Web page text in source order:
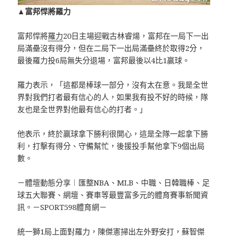
▲富邦悍將羅力
富邦悍將羅力20日主場迎戰古林睿煬，富邦在一局下一出
局滿壘沒有得分，但在二局下一出局滿壘終於取得2分，
最後羅力投6局無失分退場，富邦最後以4比1贏球。
羅力表示，「這都是棒球一部分，沒有太在意。我是全世
界對我們打者最有信心的人，如果我有投不好的時候，隊
友也是全世界對他最有信心的打者。」
他表示，終於贏球拿下勝利很開心，這是全隊一起拿下勝
利，打擊有得分、守備幫忙，後援投手幫他拿下9個出局
數。
－體壇動態分享︱匯整NBA、MLB、中職、日韓職棒、足
球五大聯賽、網壇、賽車等最豐富多元的體育賽事新聞資
訊。－SPORT598體育網－
統一獅1局上面對羅力，陳傑憲掃出左外野安打，蘇智傑